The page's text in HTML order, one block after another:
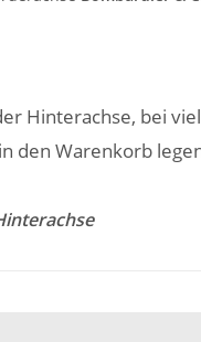
Hinterachse, bei
den Warenkorb